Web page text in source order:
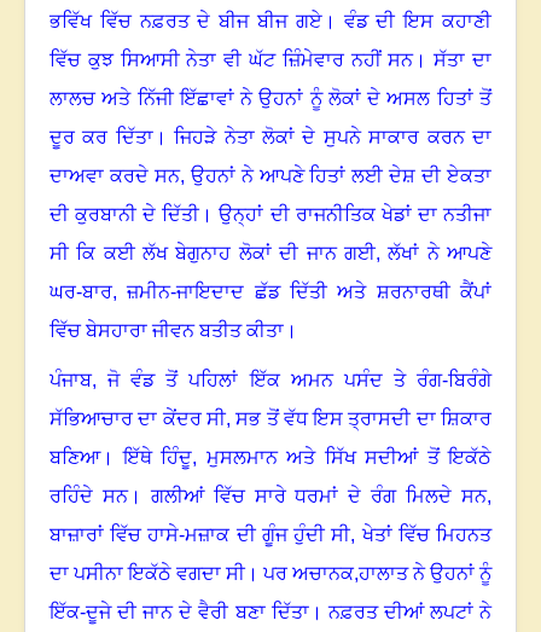
ਭਵਿੱਖ ਵਿੱਚ ਨਫ਼ਰਤ ਦੇ ਬੀਜ ਬੀਜ ਗਏ। ਵੰਡ ਦੀ ਇਸ ਕਹਾਣੀ
ਵਿੱਚ ਕੁਝ ਸਿਆਸੀ ਨੇਤਾ ਵੀ ਘੱਟ ਜ਼ਿੰਮੇਵਾਰ ਨਹੀਂ ਸਨ। ਸੱਤਾ ਦਾ
ਲਾਲਚ ਅਤੇ ਨਿੱਜੀ ਇੱਛਾਵਾਂ ਨੇ ਉਹਨਾਂ ਨੂੰ ਲੋਕਾਂ ਦੇ ਅਸਲ ਹਿਤਾਂ ਤੋਂ
ਦੂਰ ਕਰ ਦਿੱਤਾ। ਜਿਹੜੇ ਨੇਤਾ ਲੋਕਾਂ ਦੇ ਸੁਪਨੇ ਸਾਕਾਰ ਕਰਨ ਦਾ
ਦਾਅਵਾ ਕਰਦੇ ਸਨ, ਉਹਨਾਂ ਨੇ ਆਪਣੇ ਹਿਤਾਂ ਲਈ ਦੇਸ਼ ਦੀ ਏਕਤਾ
ਦੀ ਕੁਰਬਾਨੀ ਦੇ ਦਿੱਤੀ। ਉਨ੍ਹਾਂ ਦੀ ਰਾਜਨੀਤਿਕ ਖੇਡਾਂ ਦਾ ਨਤੀਜਾ
ਸੀ ਕਿ ਕਈ ਲੱਖ ਬੇਗੁਨਾਹ ਲੋਕਾਂ ਦੀ ਜਾਨ ਗਈ,ਲੱਖਾਂ ਨੇ ਆਪਣੇ
ਘਰ-ਬਾਰ,ਜ਼ਮੀਨ-ਜਾਇਦਾਦ ਛੱਡ ਦਿੱਤੀ ਅਤੇ ਸ਼ਰਨਾਰਥੀ ਕੈਂਪਾਂ
ਵਿੱਚ ਬੇਸਹਾਰਾ ਜੀਵਨ ਬਤੀਤ ਕੀਤਾ।
ਪੰਜਾਬ,ਜੋ ਵੰਡ ਤੋਂ ਪਹਿਲਾਂ ਇੱਕ ਅਮਨ ਪਸੰਦ ਤੇ ਰੰਗ-ਬਿਰੰਗੇ
ਸੱਭਿਆਚਾਰ ਦਾ ਕੇਂਦਰ ਸੀ,ਸਭ ਤੋਂ ਵੱਧ ਇਸ ਤ੍ਰਾਸਦੀ ਦਾ ਸ਼ਿਕਾਰ
ਬਣਿਆ। ਇੱਥੇ ਹਿੰਦੂ, ਮੁਸਲਮਾਨ ਅਤੇ ਸਿੱਖ ਸਦੀਆਂ ਤੋਂ ਇਕੱਠੇ
ਰਹਿੰਦੇ ਸਨ। ਗਲੀਆਂ ਵਿੱਚ ਸਾਰੇ ਧਰਮਾਂ ਦੇ ਰੰਗ ਮਿਲਦੇ ਸਨ,
ਬਾਜ਼ਾਰਾਂ ਵਿੱਚ ਹਾਸੇ-ਮਜ਼ਾਕ ਦੀ ਗੂੰਜ ਹੁੰਦੀ ਸੀ,ਖੇਤਾਂ ਵਿੱਚ ਮਿਹਨਤ
ਦਾ ਪਸੀਨਾ ਇਕੱਠੇ ਵਗਦਾ ਸੀ। ਪਰ ਅਚਾਨਕ,ਹਾਲਾਤ ਨੇ ਉਹਨਾਂ ਨੂੰ
ਇੱਕ-ਦੂਜੇ ਦੀ ਜਾਨ ਦੇ ਵੈਰੀ ਬਣਾ ਦਿੱਤਾ। ਨਫ਼ਰਤ ਦੀਆਂ ਲਪਟਾਂ ਨੇ